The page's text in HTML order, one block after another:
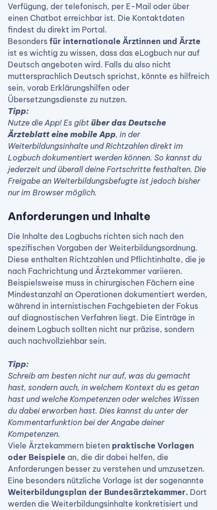
Verfügung, der telefonisch, per E-Mail oder über
einen Chatbot erreichbar ist. Die Kontaktdaten
findest du direkt im Portal.
Besonders für internationale Ärztinnen und Ärzte
ist es wichtig zu wissen, dass das eLogbuch nur auf
Deutsch angeboten wird. Falls du also nicht
muttersprachlich Deutsch sprichst, könnte es hilfreich
sein, vorab Erklärungshilfen oder
Übersetzungsdienste zu nutzen.
Tipp:
Nutze die App! Es gibt über das Deutsche
Ärzteblatt eine mobile App, in der
Weiterbildungsinhalte und Richtzahlen direkt im
Logbuch dokumentiert werden können. So kannst du
jederzeit und überall deine Fortschritte festhalten. Die
Freigabe an Weiterbildungsbefugte ist jedoch bisher
nur im Browser möglich.
Anforderungen und Inhalte
Die Inhalte des Logbuchs richten sich nach den
spezifischen Vorgaben der Weiterbildungsordnung.
Diese enthalten Richtzahlen und Pflichtinhalte, die je
nach Fachrichtung und Ärztekammer variieren.
Beispielsweise muss in chirurgischen Fächern eine
Mindestanzahl an Operationen dokumentiert werden,
während in internistischen Fachgebieten der Fokus
auf diagnostischen Verfahren liegt. Die Einträge in
deinem Logbuch sollten nicht nur präzise, sondern
auch nachvollziehbar sein.
Tipp:
Schreib am besten nicht nur auf, was du gemacht
hast, sondern auch, in welchem Kontext du es getan
hast und welche Kompetenzen oder welches Wissen
du dabei erworben hast. Dies kannst du unter der
Kommentarfunktion bei der Angabe deiner
Kompetenzen.
Viele Ärztekammern bieten praktische Vorlagen
oder Beispiele an, die dir dabei helfen, die
Anforderungen besser zu verstehen und umzusetzen.
Eine besonders nützliche Vorlage ist der sogenannte
Weiterbildungsplan der Bundesärztekammer. Dort
werden die Weiterbildungsinhalte konkretisiert und